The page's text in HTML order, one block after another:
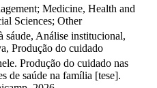
Medicine, Health and
Sciences; Other
sáude, Análise institucional,
Produção do cuidado
Produção do cuidado nas
de saúde na família [tese].